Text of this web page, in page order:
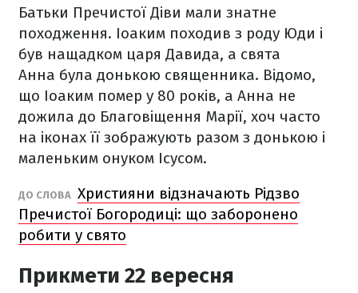
Батьки Пречистої Діви мали знатне
походження. Іоаким походив з роду Юди і
був нащадком царя Давида, а свята
Анна була донькою священника. Відомо,
що Іоаким помер у 80 років, а Анна не
дожила до Благовіщення Марії, хоч часто
на іконах її зображують разом з донькою і
маленьким онуком Ісусом.
ДО СЛОВА Християни відзначають Рідзво
Пречистої Богородиці: що заборонено
робити у свято
Прикмети 22 вересня